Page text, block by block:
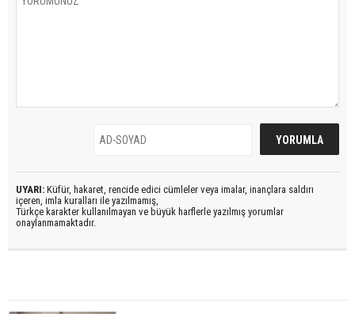
UYARI: Küfür, hakaret, rencide edici cümleler veya imalar, inançlara saldırı
içeren, imla kuralları ile yazılmamış,
Türkçe karakter kullanılmayan ve büyük harflerle yazılmış yorumlar
onaylanmamaktadır.